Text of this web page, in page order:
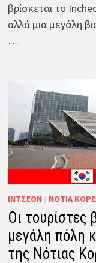
βρίσκεται το
αλλά μια μεγάλη
…
ΊΝΤΣΕΟΝ / ΝΌΤΙΑ
Οι τουρίστες
μεγάλη πόλη
της Νότιας